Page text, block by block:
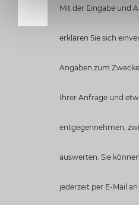
Mit der Eingabe und
erklären Sie sich
Angaben zum
Ihrer Anfrage und
entgegennehmen,
auswerten. Sie
jederzeit per E-Mail an